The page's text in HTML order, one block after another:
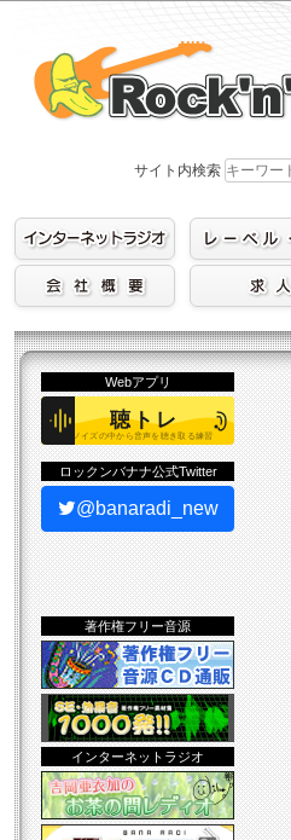
content
サイト内検索
Webアプリ
ロックンバナナ公式Twitter
@banaradi_new
著作権フリー音源
インターネットラジオ